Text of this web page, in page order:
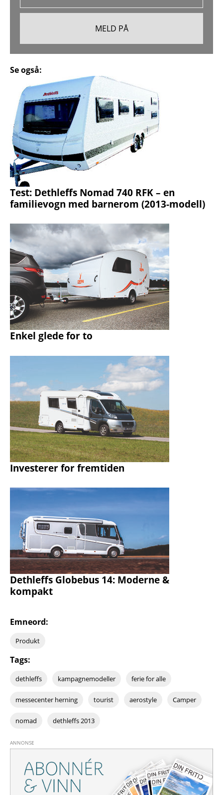
Se også:
Test: Dethleffs Nomad 740 RFK – en
familievogn med barnerom (2013-modell)
Enkel glede for to
Investerer for fremtiden
Dethleffs Globebus 14: Moderne &
kompakt
Emneord:
Produkt
Tags:
dethleffs kampagnemodeller ferie for alle
messecenter herning tourist aerostyle Camper
nomad dethleffs 2013